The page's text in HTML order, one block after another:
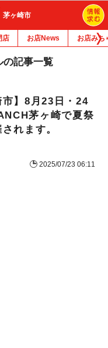
茅ヶ崎市
店 お店News お店みち
の記事一覧
市】8月23日・24
茅ヶ崎で夏祭
れます。
2025/07/23 06:11